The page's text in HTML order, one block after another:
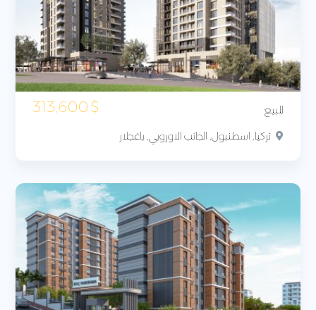
للبيع $
تركيا, اسطنبول, الجانب الاوروبي, باغجلار